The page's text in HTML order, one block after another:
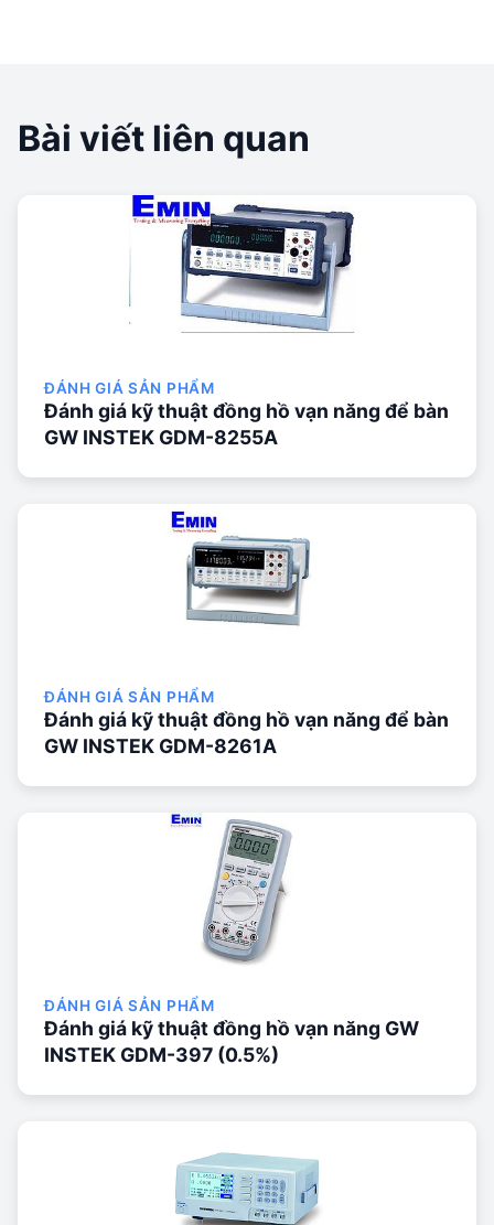
Bài viết liên quan
ĐÁNH GIÁ SẢN PHẨM
Đánh giá kỹ thuật đồng hồ vạn năng để bàn
GW INSTEK GDM-8255A
ĐÁNH GIÁ SẢN PHẨM
Đánh giá kỹ thuật đồng hồ vạn năng để bàn
GW INSTEK GDM-8261A
ĐÁNH GIÁ SẢN PHẨM
Đánh giá kỹ thuật đồng hồ vạn năng GW
INSTEK GDM-397 (0.5%)